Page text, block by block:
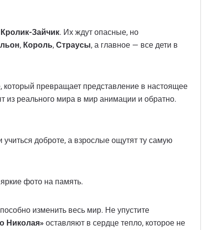
Зайчик. Их ждут опасные, но
, Король, Страусы, а главное — все дети в
превращает представление в настоящее
реального мира в мир анимации и обратно.
доброте, а взрослые ощутят ту самую
фото на память.
изменить весь мир. Не упустите
Николая» оставляют в сердце тепло, которое не